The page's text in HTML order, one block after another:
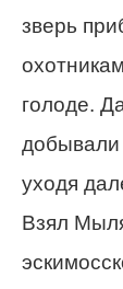
зверь
голоде.
добывали
уходя
Взял